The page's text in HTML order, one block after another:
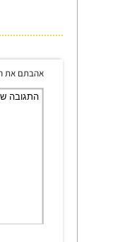
אהבתם את